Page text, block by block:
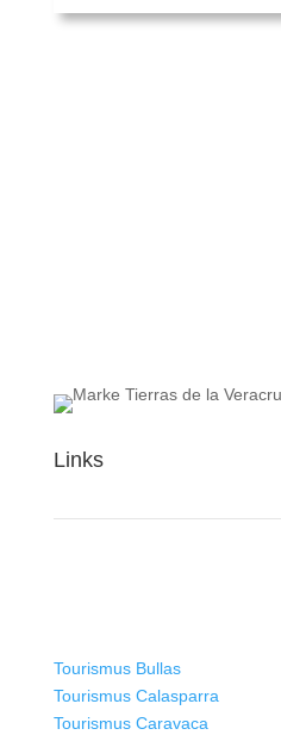
Links
Tourismus Bullas
Tourismus Calasparra
Tourismus Caravaca